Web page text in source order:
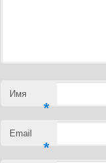
Имя
*
Email
*